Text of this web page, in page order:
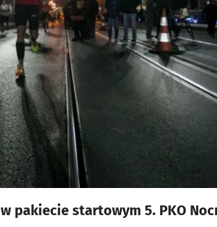
pakiecie startowym 5. PKO